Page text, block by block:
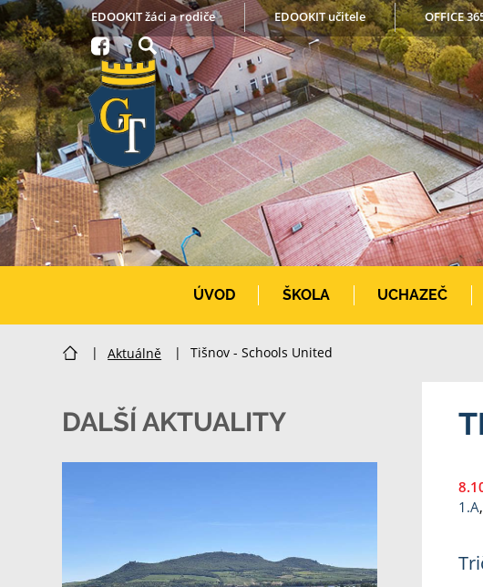
EDOOKIT žáci a rodiče EDOOKIT učitele OFFICE
ÚVOD ŠKOLA UCHAZEČ
| Aktuálně | Tišnov - Schools United
1.A,
DALŠÍ AKTUALITY